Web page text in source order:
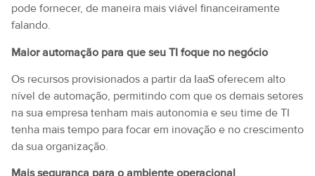
pode fornecer, de maneira mais viável financeiramente
falando.
Maior automação para que seu TI foque no negócio
Os recursos provisionados a partir da IaaS oferecem alto
nível de automação, permitindo com que os demais setores
na sua empresa tenham mais autonomia e seu time de TI
tenha mais tempo para focar em inovação e no crescimento
da sua organização.